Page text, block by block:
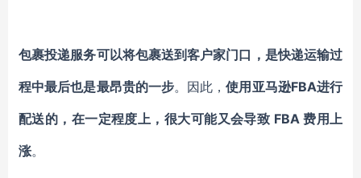
包裹投递服务可以将包裹送到客户家门口，是快递运输过
程中最后也是最昂贵的一步。因此，使用亚马逊FBA进行
配送的，在一定程度上，很大可能又会导致 FBA 费用上
涨。